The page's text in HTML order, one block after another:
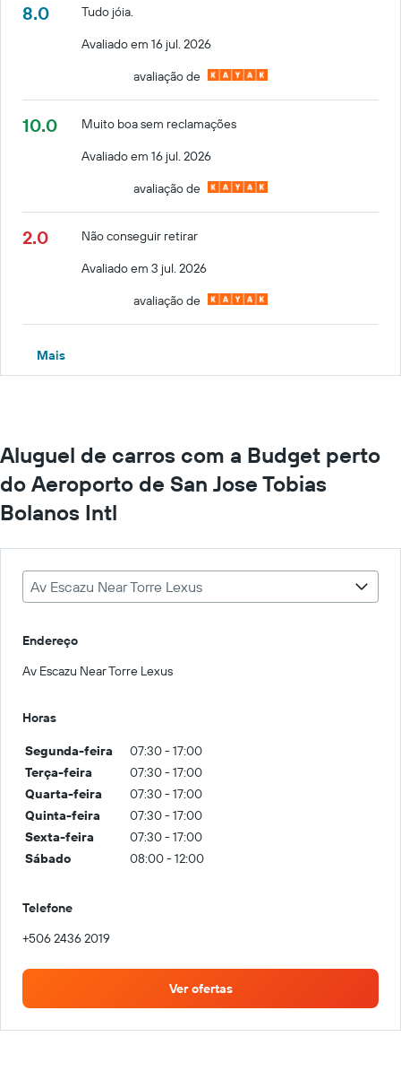
8.0
Tudo jóia.
Avaliado em 16 jul. 2026
avaliação de
10.0
Muito boa sem reclamações
Avaliado em 16 jul. 2026
avaliação de
2.0
Não conseguir retirar
Avaliado em 3 jul. 2026
avaliação de
Mais
Aluguel de carros com a Budget perto
do Aeroporto de San Jose Tobias
Bolanos Intl
Av Escazu Near Torre Lexus
Endereço
Av Escazu Near Torre Lexus
Horas
Segunda-feira
07:30 - 17:00
Terça-feira
07:30 - 17:00
Quarta-feira
07:30 - 17:00
Quinta-feira
07:30 - 17:00
Sexta-feira
07:30 - 17:00
Sábado
08:00 - 12:00
Telefone
+506 2436 2019
Ver ofertas